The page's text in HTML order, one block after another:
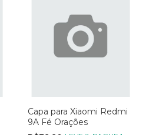
Capa para Xiaomi Redmi
9A Fé Orações